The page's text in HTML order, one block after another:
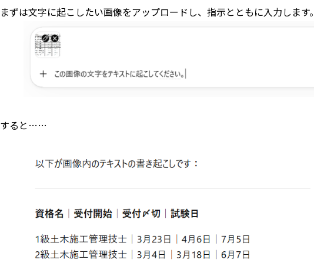
まずは文字に起こしたい画像をアップロードし、指示とともに入力します
すると……